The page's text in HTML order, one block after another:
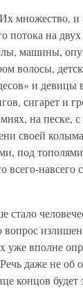
множество, и
потока на
машины,
волосы,
и девицы
сигарет и
на песке, с
своей
под
навсего
стало
вопрос
уже вполне
даже не об
концов